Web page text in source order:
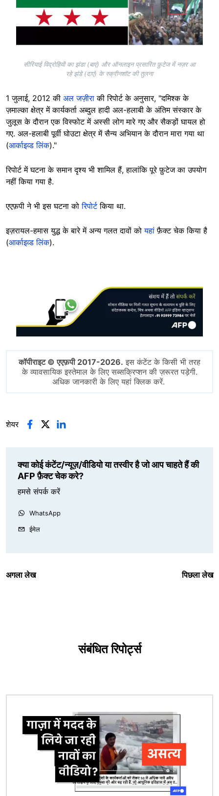
सीरियाई विद्रोहियों का झंडा (बाएं) और ऑनलाइन प्रसारित फ़ुटेज में नज़र आ
रहे झंडे (दाएं) के स्क्रीनशॉट की तुलना
1 जुलाई, 2012 की अल जज़ीरा की रिपोर्ट के अनुसार, "दमिश्क के
ज़माल्का क्षेत्र में कार्यकर्ता अब्दुल हादी अल-हलाबी के अंतिम संस्कार के
जुलूस के दौरान एक विस्फोट में अस्सी लोग मारे गए और सैकड़ों घायल हो
गए. अल-हलाबी पूर्वी घोउटा क्षेत्र में सैन्य अभियान के दौरान मारा गया था
(आर्काइव्ड लिंक)."
रिपोर्ट में घटना के समान दृश्य भी शामिल हैं, हालांकि पूरे फ़ुटेज का उपयोग
नहीं किया गया है.
एएफ़पी ने भी इस घटना कोरिपोर्टकिया था.
इज़रायल-हमास युद्ध के बारे में अन्य गलत दावों कोयहां फ़ैक्ट चेक किया है
(आर्काइव्ड लिंक).
कॉपीराइट © एएफ़पी 2017-2026. इस कंटेंट के किसी भी तरह
के व्यावसायिक इस्तेमाल के लिए सब्सक्रिप्शन की ज़रूरत पड़ेगी.
अधिक जानकारी के लिए यहां क्लिक करें.
शेयर
क्या कोई कंटेंट/न्यूज़/वीडियो या तस्वीर है जो आप चाहते हैं की
AFP फ़ैक्ट चेक करे?
हमसे संपर्क करें
WhatsApp
ईमेल
अगला लेख पिछला लेख
संबंधित रिपोर्ट्स